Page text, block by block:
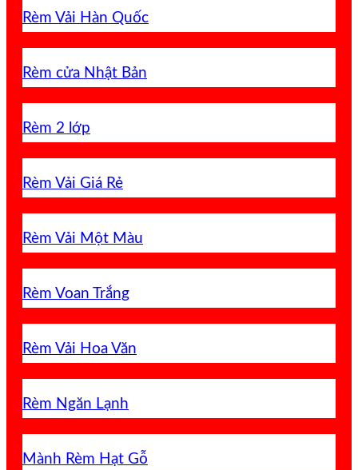
Rèm Vải Hàn Quốc
Rèm cửa Nhật Bản
Rèm 2 lớp
Rèm Vải Giá Rẻ
Rèm Vải Một Màu
Rèm Voan Trắng
Rèm Vải Hoa Văn
Rèm Ngăn Lạnh
Mành Rèm Hạt Gỗ